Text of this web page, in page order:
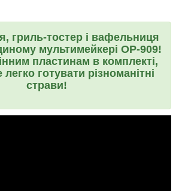
гриль-тостер і вафельниця
мультимейкері OP-909!
пластинам в комплекті,
готувати різноманітні
страви!